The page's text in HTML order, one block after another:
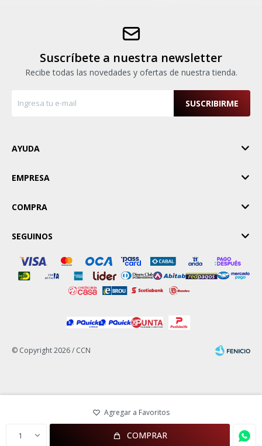
1 COMPRAR
Suscríbete a nuestra newsletter
Recibe todas las novedades y ofertas de nuestra tienda.
SUSCRIBIRME
AYUDA
EMPRESA
COMPRA
SEGUINOS
© Copyright 2026 / CCN
Fenicio